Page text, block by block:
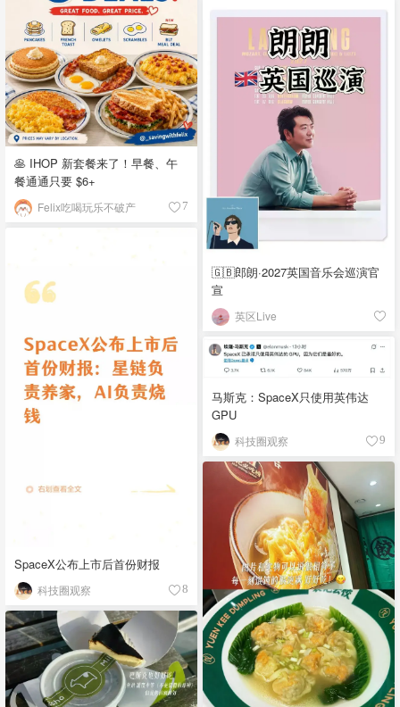
🥞 IHOP 新套餐来了！早餐、午
餐通通只要 $6+
Felix吃喝玩乐不破产 7
🇬🇧郎朗·2027英国音乐会巡演官
宣
英区Live
SpaceX公布上市后首份财报
科技圈观察 8
马斯克：SpaceX只使用英伟达
GPU
科技圈观察 9